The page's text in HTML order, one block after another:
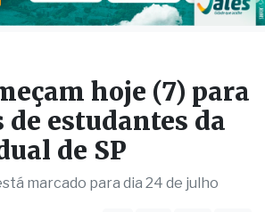
hoje (7) para
estudantes da
de SP
marcado para dia 24 de julho